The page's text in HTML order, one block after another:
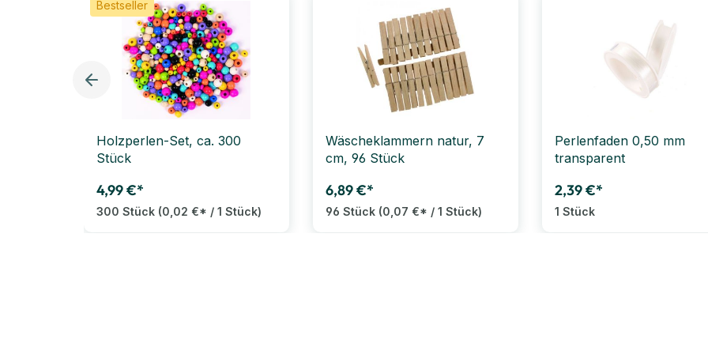
Bestseller
Holzperlen-Set, ca. 300
Stück
4,99 €*
300 Stück (0,02 €* / 1 Stück)
Wäscheklammern natur, 7
cm, 96 Stück
6,89 €*
96 Stück (0,07 €* / 1 Stück)
Perlenfaden 0,50 mm
transparent
2,39 €*
1 Stück